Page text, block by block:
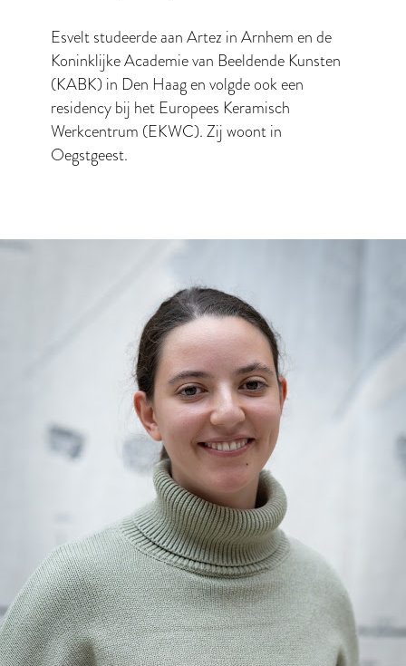
Esvelt studeerde aan Artez in Arnhem en de
Koninklijke Academie van Beeldende Kunsten
(KABK) in Den Haag en volgde ook een
residency bij het Europees Keramisch
Werkcentrum (EKWC). Zij woont in
Oegstgeest.